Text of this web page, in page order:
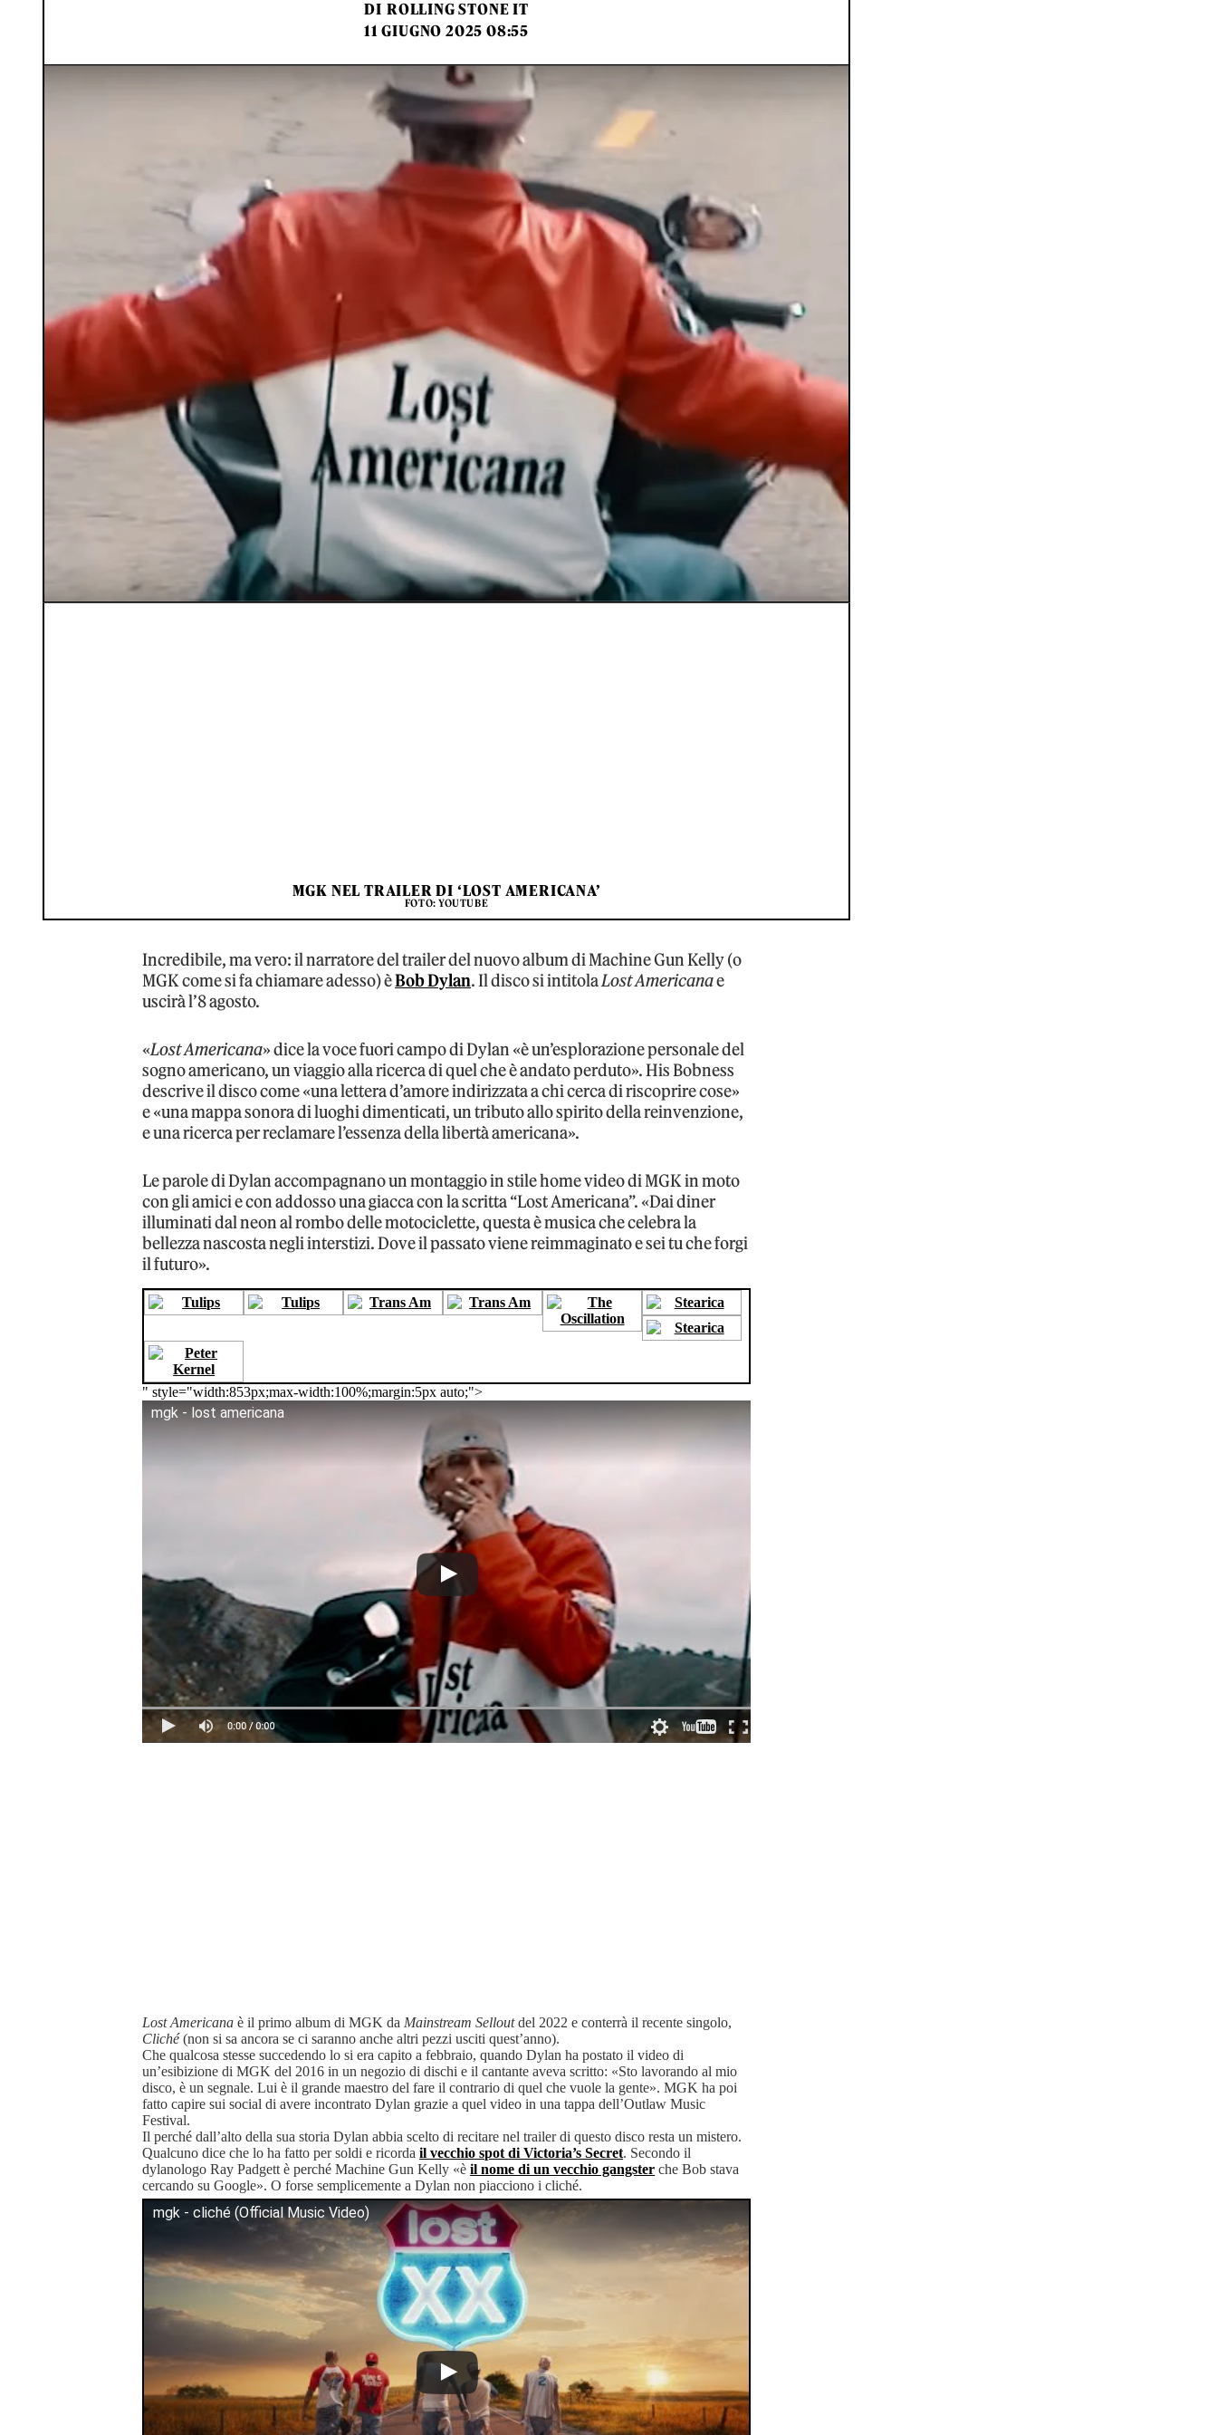
DI ROLLING STONE IT
11 GIUGNO 2025 08:55
MGK NEL TRAILER DI ‘LOST AMERICANA’
FOTO: YOUTUBE
Incredibile, ma vero: il narratore del trailer del nuovo album di Machine Gun Kelly (o
MGK come si fa chiamare adesso) èBob Dylan. Il disco si intitolaLost Americanae
uscirà l’8 agosto.
«Lost Americana» dice la voce fuori campo di Dylan «è un’esplorazione personale del
sogno americano, un viaggio alla ricerca di quel che è andato perduto». His Bobness
descrive il disco come «una lettera d’amore indirizzata a chi cerca di riscoprire cose»
e «una mappa sonora di luoghi dimenticati, un tributo allo spirito della reinvenzione,
e una ricerca per reclamare l’essenza della libertà americana».
Le parole di Dylan accompagnano un montaggio in stile home video di MGK in moto
con gli amici e con addosso una giacca con la scritta “Lost Americana”. «Dai diner
illuminati dal neon al rombo delle motociclette, questa è musica che celebra la
bellezza nascosta negli interstizi. Dove il passato viene reimmaginato e sei tu che forgi
il futuro».
" style="width:853px;max-width:100%;margin:5px auto;">
mgk - lost americana
Lost Americana è il primo album di MGK da Mainstream Selloutdel 2022 e conterrà il recente singolo,
Cliché(non si sa ancora se ci saranno anche altri pezzi usciti quest’anno).
Che qualcosa stesse succedendo lo si era capito a febbraio, quando Dylan ha postato il video di
un’esibizione di MGK del 2016 in un negozio di dischi e il cantante aveva scritto: «Sto lavorando al mio
disco, è un segnale. Lui è il grande maestro del fare il contrario di quel che vuole la gente». MGK ha poi
fatto capire sui social di avere incontrato Dylan grazie a quel video in una tappa dell’Outlaw Music
Festival.
Il perché dall’alto della sua storia Dylan abbia scelto di recitare nel trailer di questo disco resta un mistero.
Qualcuno dice che lo ha fatto per soldi e ricordail vecchio spot di Victoria’s Secret. Secondo il
dylanologo Ray Padgett è perché Machine Gun Kelly «èil nome di un vecchio gangster che Bob stava
cercando su Google». O forse semplicemente a Dylan non piacciono i cliché.
mgk - cliché (Official Music Video)